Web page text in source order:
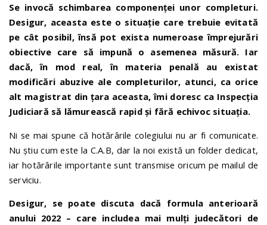
Se invocă schimbarea componenței unor completuri.
Desigur, aceasta este o situație care trebuie evitată
pe cât posibil, însă pot exista numeroase împrejurări
obiective care să impună o asemenea măsură. Iar
dacă, în mod real, în materia penală au existat
modificări abuzive ale completurilor, atunci, ca orice
alt magistrat din țara aceasta, îmi doresc ca Inspecția
Judiciară să lămurească rapid și fără echivoc situația.
Ni se mai spune că hotărârile colegiului nu ar fi comunicate.
Nu știu cum este la C.A.B, dar la noi există un folder dedicat,
iar hotărârile importante sunt transmise oricum pe mailul de
serviciu.
Desigur, se poate discuta dacă formula anterioară
anului 2022 – care includea mai mulți judecători de